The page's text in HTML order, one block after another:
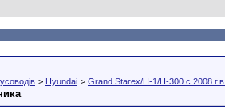
> Hyundai > Grand Starex/H-1/H-300 с 2008 г.в.